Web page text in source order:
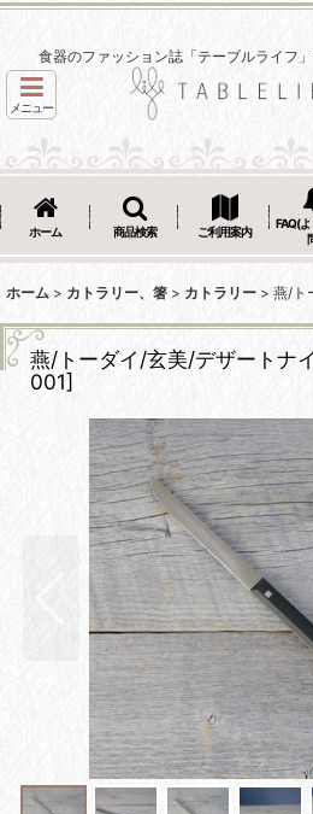
食器のファッション誌「テーブルライフ
メニュー
ホーム 商品検索 ご利用案内
FAQ(
ホーム > カトラリー、箸 > カトラリー > 燕/ト
燕/トーダイ/玄美/デザートナ
001]